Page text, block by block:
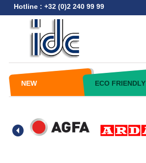
Hotline : +32 (0)2 240 99 99
NEW ECO FRIENDLY